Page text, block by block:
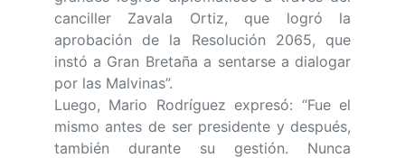
canciller Zavala Ortiz, que logró la
aprobación de la Resolución 2065, que
instó a Gran Bretaña a sentarse a dialogar
por las Malvinas”.
Luego, Mario Rodríguez expresó: “Fue el
mismo antes de ser presidente y después,
también durante su gestión. Nunca